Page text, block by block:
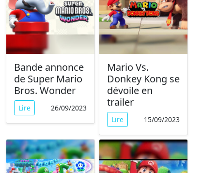
Bande annonce
de Super Mario
Bros. Wonder
Lire 26/09/2023
Mario Vs.
Donkey Kong se
dévoile en
trailer
Lire 15/09/2023